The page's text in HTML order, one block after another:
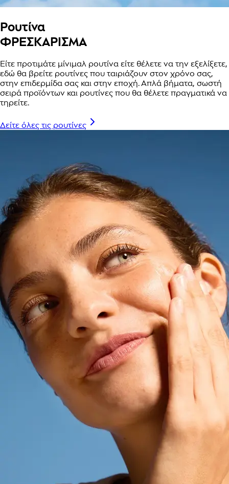
Ρουτίνα
ΦΡΕΣΚΑΡΙΣΜΑ
Είτε προτιμάτε μίνιμαλ ρουτίνα είτε θέλετε να την εξελίξετε,
εδώ θα βρείτε ρουτίνες που ταιριάζουν στον χρόνο σας,
στην επιδερμίδα σας και στην εποχή. Απλά βήματα, σωστή
σειρά προϊόντων και ρουτίνες που θα θέλετε πραγματικά να
τηρείτε.
Δείτε όλες τις ρουτίνες